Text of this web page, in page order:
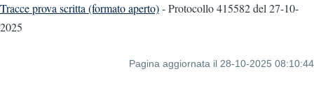
Tracce prova scritta (formato aperto)- Protocollo 415582del 27-10-
2025
Pagina aggiornata il 28-10-2025 08:10:44